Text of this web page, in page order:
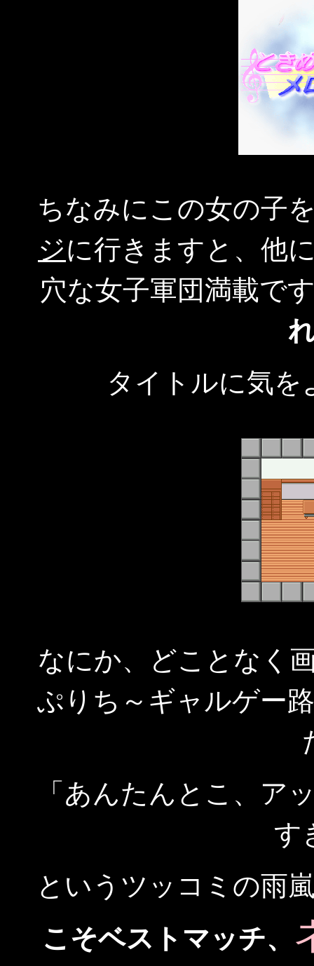
ちなみにこの女の子
ジに行きますと、他
穴な女子軍団満載で
タイトルに気
なにか、どことなく
ぷりち～ギャルゲー
「あんたんとこ、ア
す
というツッコミの雨
こそベストマッチ、